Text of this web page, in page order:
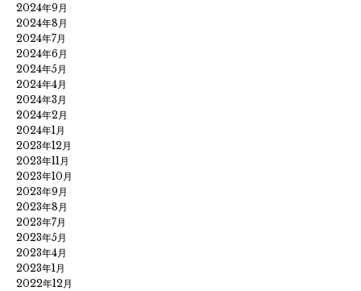
2024年9月
2024年8月
2024年7月
2024年6月
2024年5月
2024年4月
2024年3月
2024年2月
2024年1月
2023年12月
2023年11月
2023年10月
2023年9月
2023年8月
2023年7月
2023年5月
2023年4月
2023年1月
2022年12月